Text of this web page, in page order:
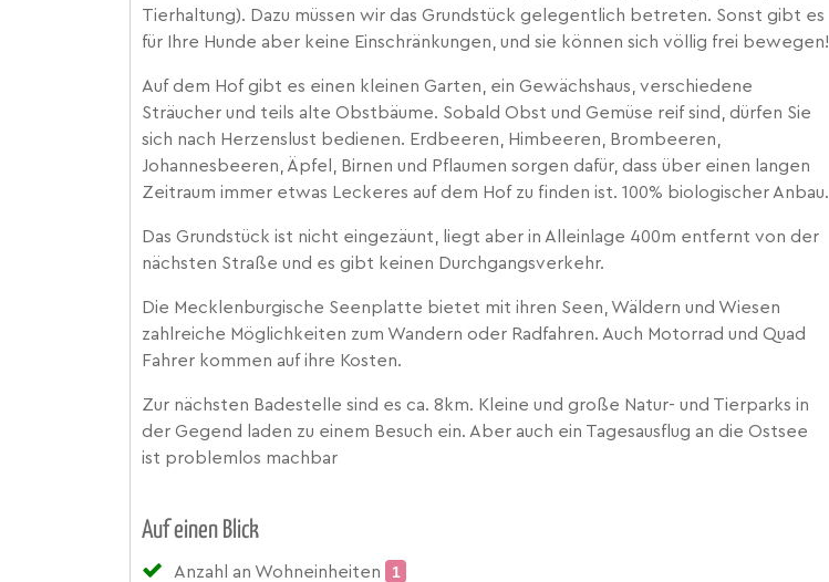
Tierhaltung). Dazu müssen wir das Grundstück gelegentlich betreten. Sonst gibt es
für Ihre Hunde aber keine Einschränkungen, und sie können sich völlig frei bewegen!
Auf dem Hof gibt es einen kleinen Garten, ein Gewächshaus, verschiedene
Sträucher und teils alte Obstbäume. Sobald Obst und Gemüse reif sind, dürfen Sie
sich nach Herzenslust bedienen. Erdbeeren, Himbeeren, Brombeeren,
Johannesbeeren, Äpfel, Birnen und Pflaumen sorgen dafür, dass über einen langen
Zeitraum immer etwas Leckeres auf dem Hof zu finden ist. 100% biologischer Anbau.
Das Grundstück ist nicht eingezäunt, liegt aber in Alleinlage 400m entfernt von der
nächsten Straße und es gibt keinen Durchgangsverkehr.
Die Mecklenburgische Seenplatte bietet mit ihren Seen, Wäldern und Wiesen
zahlreiche Möglichkeiten zum Wandern oder Radfahren. Auch Motorrad und Quad
Fahrer kommen auf ihre Kosten.
Zur nächsten Badestelle sind es ca. 8km. Kleine und große Natur- und Tierparks in
der Gegend laden zu einem Besuch ein. Aber auch ein Tagesausflug an die Ostsee
ist problemlos machbar
Auf einen Blick
Anzahl an Wohneinheiten
1